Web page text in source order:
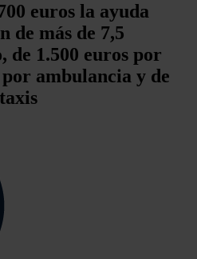
euros la ayuda
de más de 7,5
de 1.500 euros por
ambulancia y de